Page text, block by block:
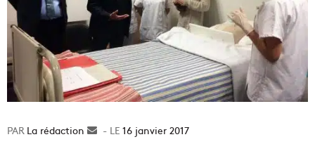
La rédaction
Envoyer16 janvier 2017